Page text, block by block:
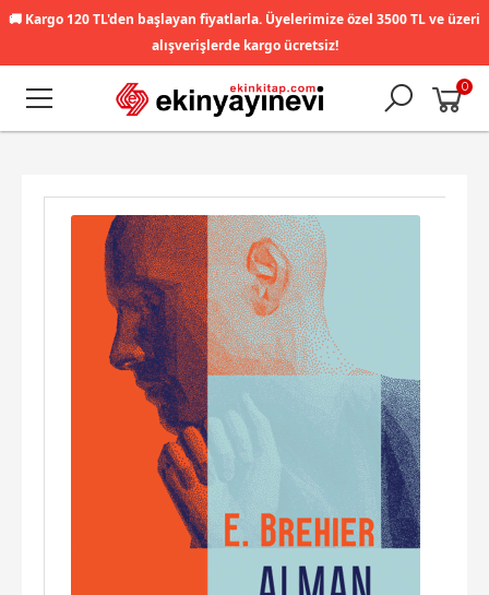
🚚 Kargo 120 TL'den başlayan fiyatlarla. Üyelerimize özel 3500 TL ve üzeri
alışverişlerde kargo ücretsiz!
0